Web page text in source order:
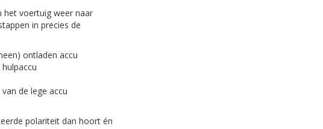
het voertuig weer naar
in precies de
ontladen accu
de lege accu
polariteit dan hoort én